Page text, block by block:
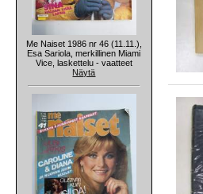
Me Naiset 1986 nr 46 (11.11.),
Esa Sariola, merkillinen Miami
Vice, laskettelu - vaatteet
Näytä